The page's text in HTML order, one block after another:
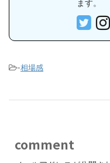
ます。
-相場感
comment